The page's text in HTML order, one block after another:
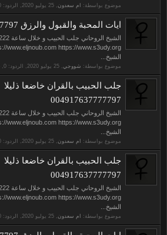
موضوع بواسطة: ام سعدون, , الردود: 0, في منتدى:
ايات المحبة والقبول والرزق 004917637777797
www.eljnoub.com https://www.s3udy.org
الشيخ...
موضوع بواسطة: شووجي, , الردود: 0, في منتدى:
جلب الحبيب بالقران خاضعا ذليلا
004917637777797
www.eljnoub.com https://www.s3udy.org
الشيخ...
موضوع بواسطة: ام سعدون, , الردود: 0, في منتدى:
جلب الحبيب بالقران خاضعا ذليلا
004917637777797
www.eljnoub.com https://www.s3udy.org
الشيخ...
موضوع بواسطة: ام سعدون, , الردود: 0, في منتدى: